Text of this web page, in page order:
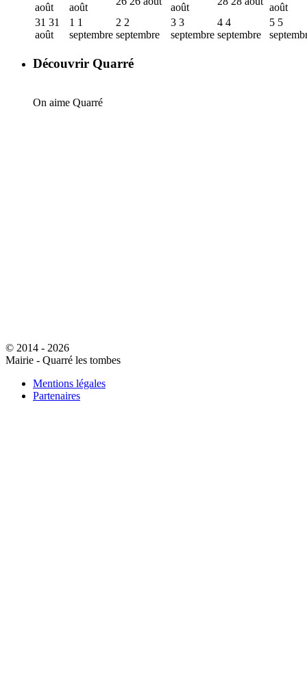
août
août
août
août
31 31
août
1 1
septembre
2 2
septembre
3 3
septembre
4 4
septembre
5 5
Découvrir Quarré
On aime Quarré
© 2014 - 2026
Mairie - Quarré les tombes
Mentions légales
Partenaires